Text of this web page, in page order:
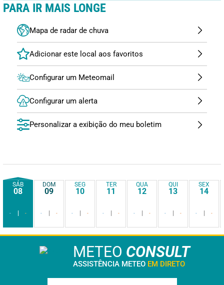
PARA IR MAIS LONGE
Mapa de radar de chuva
Configurar um Meteomail
Configurar um alerta
Personalizar a exibição do meu boletim
SÁB
08
- -
DOM
09
- -
SEG
10
- -
TER
11
- -
QUA
12
- -
QUI
13
- -
SEX
14
- -
METEO CONSULT
ASSISTÊNCIA METEO EM DIRETO